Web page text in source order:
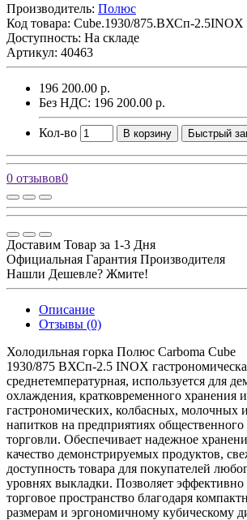
Производитель: Полюс
Код товара: Cube.1930/875.ВХСп-2.5INOX
Доступность: На складе
Артикул: 40463
196 200.00 р.
Без НДС: 196 200.00 р.
Кол-во В корзину Быстрый
0 отзывов0
Доставим Товар за 1-3 Дня
Официальная Гарантия Производителя
Нашли Дешевле? Жмите!
Описание
Отзывы (0)
Холодильная горка Полюс Carboma Cube
1930/875 ВХСп-2.5 INOX
среднетемпературная, используется для
охлаждения, кратковременного хранения
гастрономических, колбасных, молочных
напитков на предприятиях
торговли. Обеспечивает надежное
качество демонстрируемых продуктов,
доступность товара для покупателей
уровнях выкладки. Позволяет эффективно
торговое пространство благодаря
размерам и эргономичному кубическому